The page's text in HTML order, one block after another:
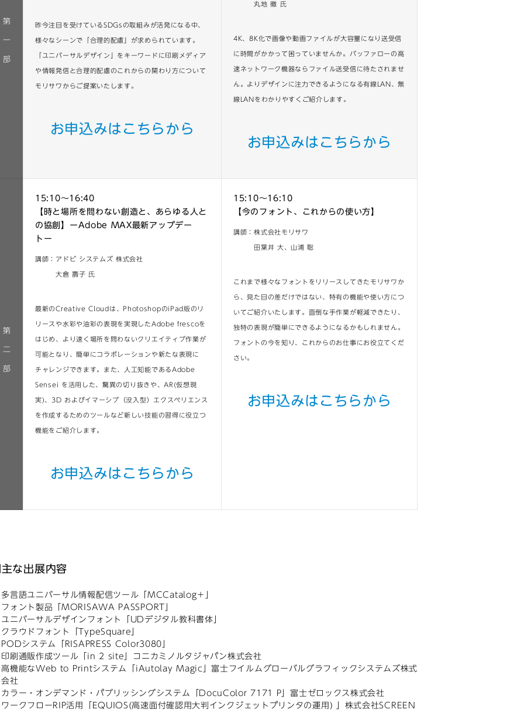
第
一
部
昨今注目を受けているSDGsの取組みが活発になる中、
様々なシーンで「合理的配慮」が求められています。
「ユニバーサルデザイン」をキーワードに印刷メディア
や情報発信と合理的配慮のこれからの関わり方について
モリサワからご提案いたします。
お申込みはこちらから
丸地 徹 氏
4K、8K化で画像や動画ファイルが大容量になり送受信
に時間がかかって困っていませんか。バッファローの高
速ネットワーク機器ならファイル送受信に待たされませ
ん。よりデザインに注力できるようになる有線LAN、無
線LANをわかりやすくご紹介します。
お申込みはこちらから
第
二
部
15:10～16:40
【時と場所を問わない創造と、あらゆる人と
の協創】ーAdobe MAX最新アップデー
トー
講師：アドビ システムズ 株式会社
大倉 壽子 氏
最新のCreative Cloudは、PhotoshopのiPad版のリ
リースや水彩や油彩の表現を実現したAdobe frescoを
はじめ、より速く場所を問わないクリエイティブ作業が
可能となり、簡単にコラボレーションや新たな表現に
チャレンジできます。また、人工知能であるAdobe
Sensei を活用した、驚異の切り抜きや、AR(仮想現
実)、3D およびイマーシブ（没入型）エクスペリエンス
を作成するためのツールなど新しい技能の習得に役立つ
機能をご紹介します。
お申込みはこちらから
15:10～16:10
【今のフォント、これからの使い方】
講師：株式会社モリサワ
田葉井 大、山浦 聡
これまで様々なフォントをリリースしてきたモリサワか
ら、見た目の差だけではない、特有の機能や使い方につ
いてご紹介いたします。面倒な手作業が軽減できたり、
独特の表現が簡単にできるようになるかもしれません。
フォントの今を知り、これからのお仕事にお役立てくだ
さい。
お申込みはこちらから
主な出展内容
多言語ユニバーサル情報配信ツール「MCCatalog＋」
フォント製品「MORISAWA PASSPORT」
ユニバーサルデザインフォント「UDデジタル教科書体」
クラウドフォント「TypeSquare」
PODシステム「RISAPRESS Color3080」
印刷通販作成ツール「in 2 site」コニカミノルタジャパン株式会社
高機能なWeb to Printシステム「iAutolay Magic」富士フイルムグローバルグラフィックシステムズ株式
会社
カラー・オンデマンド・パブリッシングシステム「DocuColor 7171 P」富士ゼロックス株式会社
ワークフローRIP活用「EQUIOS(高速面付確認用大判インクジェットプリンタの運用) 」株式会社SCREEN